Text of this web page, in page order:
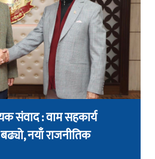
संवाद : वाम सहकार्य
नयाँ राजनीतिक